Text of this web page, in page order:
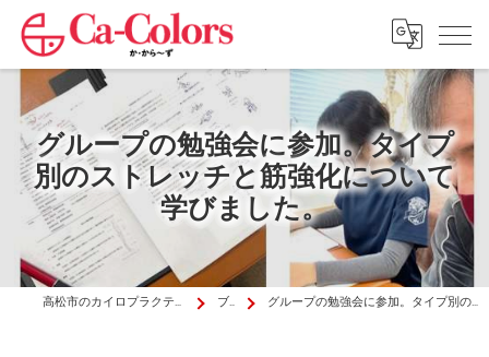
グループの勉強会に参加。タイプ
別のストレッチと筋強化について
学びました。
高松市のカイロプラクティックはか・から～ず施術院 ブログ グループの勉強会に参加。タイプ別のストレッチと筋強化について学びました。